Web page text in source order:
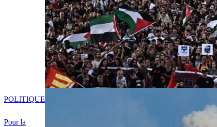
Pour la
POLITIQUE